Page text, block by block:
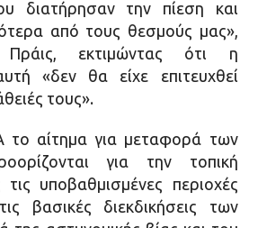
διατήρησαν την πίεση και
από τους θεσμούς μας»,
εκτιμώντας ότι η
«δεν θα είχε επιτευχθεί
τους».
το αίτημα για μεταφορά των
για την τοπική
υποβαθμισμένες περιοχές
βασικές διεκδικήσεις των